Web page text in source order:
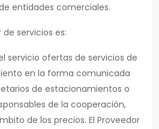
entidades comerciales.
de servicios es:
servicio ofertas de servicios de
en la forma comunicada
de estacionamientos o
de la cooperación,
de los precios. El Proveedor